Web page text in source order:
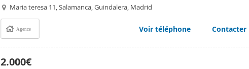
Maria teresa 11, Salamanca, Guindalera, Madrid
Agence Voir téléphone Contacter
2.000€